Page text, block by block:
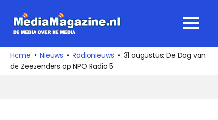
naar
media
over
de
MENU
Home Nieuws Radionieuws
31 augustus: De Dag van
de Zeezenders op NPO Radio 5